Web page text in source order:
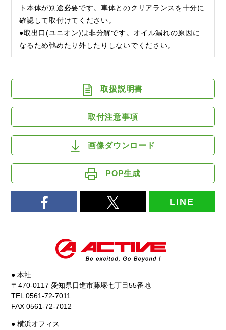
ト本体が別途必要です。車体とのクリアランスを十分に
確認して取付けてください。
●取出口(ユニオン)は非分解です。オイル漏れの原因に
なるため弛めたり外したりしないでください。
取扱説明書
取付注意事項
画像ダウンロード
POP生成
LINE
● 本社
〒470-0117 愛知県日進市藤塚七丁目55番地
TEL 0561-72-7011
FAX 0561-72-7012
● 横浜オフィス